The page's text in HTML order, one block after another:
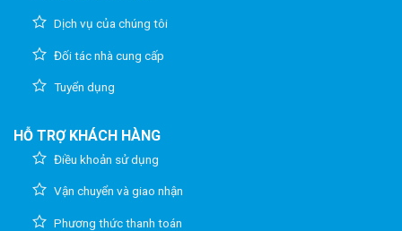
Dịch vụ của chúng tôi
Đối tác nhà cung cấp
Tuyển dụng
HỖ TRỢ KHÁCH HÀNG
Điều khoản sử dụng
Vận chuyển và giao nhận
Phương thức thanh toán